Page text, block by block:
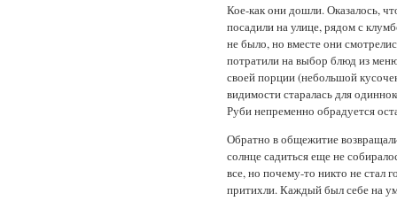
Кое-как они дошли. Оказалось,
посадили на улице, рядом с
не было, но вместе они
потратили на выбор блюд из
своей порции (небольшой
видимости старалась для
Руби непременно обрадуется
Обратно в общежитие
солнце садиться еще не
все, но почему-то никто не стал
притихли. Каждый был себе на